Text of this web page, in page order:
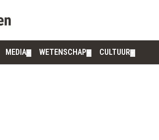
MEDIA WETENSCHAP CULTUUR